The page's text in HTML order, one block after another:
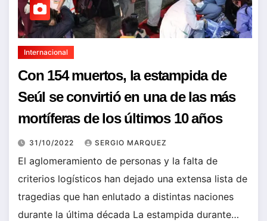
Internacional
Con 154 muertos, la estampida de
Seúl se convirtió en una de las más
mortíferas de los últimos 10 años
31/10/2022 SERGIO MARQUEZ
El aglomeramiento de personas y la falta de
criterios logísticos han dejado una extensa lista de
tragedias que han enlutado a distintas naciones
durante la última década La estampida durante…